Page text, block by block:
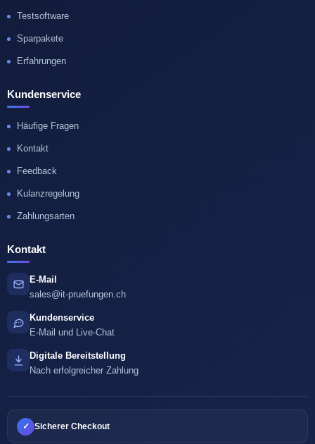
Testsoftware
Sparpakete
Erfahrungen
Kundenservice
Häufige Fragen
Kontakt
Feedback
Kulanzregelung
Zahlungsarten
Kontakt
E-Mail
sales@it-pruefungen.ch
Kundenservice
E-Mail und Live-Chat
Digitale Bereitstellung
Nach erfolgreicher Zahlung
✓ Sicherer Checkout